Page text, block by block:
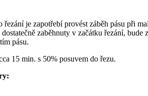
řezání je zapotřebí provést záběh pásu při
zaběhnuty v začátku řezání,
pásu.
15 min. s 50% posuvem do řezu.